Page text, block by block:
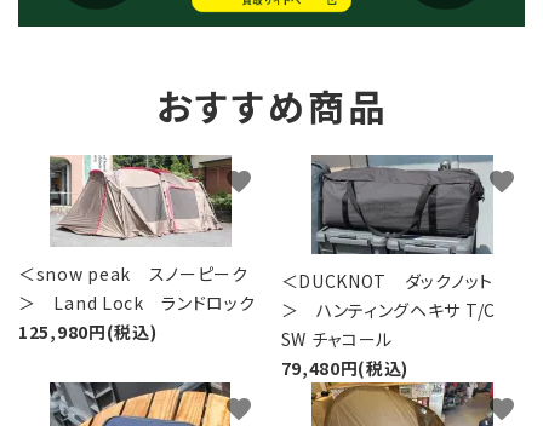
おすすめ商品
＜snow peak スノーピーク
＞ Land Lock ランドロック
125,980円(税込)
favorite
＜DUCKNOT ダックノット
＞ ハンティングヘキサ T/C
SW チャコール
79,480円(税込)
favorite
favorite favorite